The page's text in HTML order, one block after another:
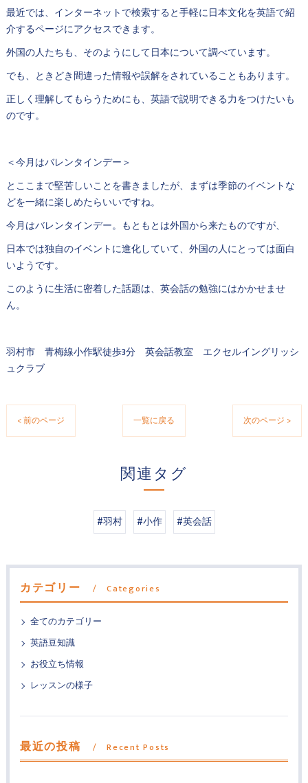
最近では、インターネットで検索すると手軽に日本文化を英語で紹
介するページにアクセスできます。
外国の人たちも、そのようにして日本について調べています。
でも、ときどき間違った情報や誤解をされていることもあります。
正しく理解してもらうためにも、英語で説明できる力をつけたいも
のです。
＜今月はバレンタインデー＞
とここまで堅苦しいことを書きましたが、まずは季節のイベントな
どを一緒に楽しめたらいいですね。
今月はバレンタインデー。もともとは外国から来たものですが、
日本では独自のイベントに進化していて、外国の人にとっては面白
いようです。
このように生活に密着した話題は、英会話の勉強にはかかせませ
ん。
羽村市 青梅線小作駅徒歩3分 英会話教室 エクセルイングリッシ
ュクラブ
< 前のページ 一覧に戻る 次のページ >
関連タグ
#羽村 #小作 #英会話
カテゴリー Categories
全てのカテゴリー
英語豆知識
お役立ち情報
レッスンの様子
最近の投稿 Recent Posts